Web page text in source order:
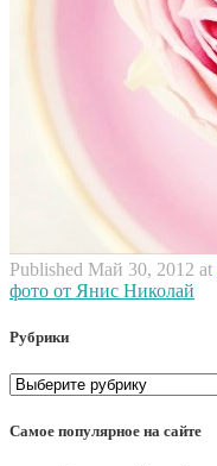
Published Май 30, 2012 at
фото от Янис Николай
Рубрики
Рубрики
Самое популярное на сайте